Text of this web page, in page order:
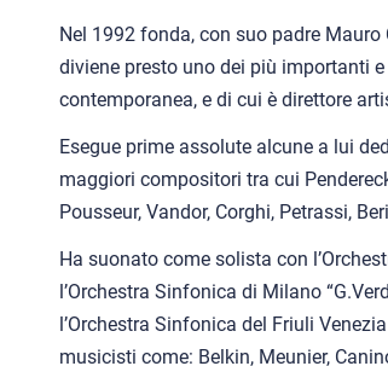
Nel 1992 fonda, con suo padre
diviene presto uno dei più importanti
contemporanea, e di cui è direttore
Esegue prime assolute alcune a lui
maggiori compositori tra cui
Pousseur, Vandor, Corghi, Petrassi,
Ha suonato come solista con
l’Orchestra Sinfonica di Milano
l’Orchestra Sinfonica del Friuli
musicisti come: Belkin, Meunier,